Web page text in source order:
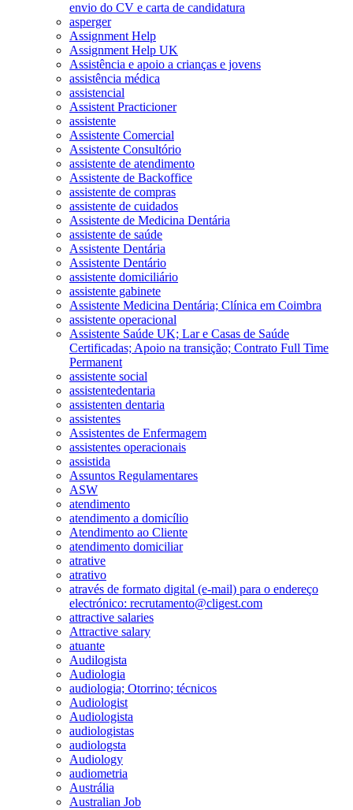
envio do CV e carta de candidatura
asperger
Assignment Help
Assignment Help UK
Assistência e apoio a crianças e jovens
assistência médica
assistencial
Assistent Practicioner
assistente
Assistente Comercial
Assistente Consultório
assistente de atendimento
Assistente de Backoffice
assistente de compras
assistente de cuidados
Assistente de Medicina Dentária
assistente de saúde
Assistente Dentária
Assistente Dentário
assistente domiciliário
assistente gabinete
Assistente Medicina Dentária; Clínica em Coimbra
assistente operacional
Assistente Saúde UK; Lar e Casas de Saúde
Certificadas; Apoio na transição; Contrato Full Time
Permanent
assistente social
assistentedentaria
assistenten dentaria
assistentes
Assistentes de Enfermagem
assistentes operacionais
assistida
Assuntos Regulamentares
ASW
atendimento
atendimento a domicílio
Atendimento ao Cliente
atendimento domiciliar
atrative
atrativo
através de formato digital (e-mail) para o endereço
electrónico: recrutamento@cligest.com
attractive salaries
Attractive salary
atuante
Audilogista
Audiologia
audiologia; Otorrino; técnicos
Audiologist
Audiologista
audiologistas
audiologsta
Audiology
audiometria
Austrália
Australian Job